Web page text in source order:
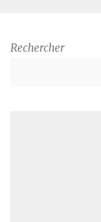
Rechercher